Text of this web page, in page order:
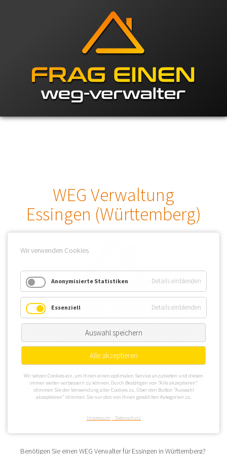
WEG Verwaltung
Essingen (Württemberg)
Die Gemeinde Essingen (Württemberg) befindet sich am Südrand
des Ostalbkreises. Für WEG Verwaltungen gut über die
Bundesstraße B 29 erreichbar, bietet Essingen (Württemberg)
Benötigen Sie einen WEG Verwalter für Essingen in Württemberg?
Wir verwenden Cookies
Anonymisierte Statistiken Details einblenden
Essenziell Details einblenden
Auswahl speichern
Alle akzeptieren
Wir setzen Cookies ein, um Ihnen einen optimalen Service anzubieten und diesen
immer weiter verbessern zu können. Durch Bestätigen von “Alle akzeptieren”
stimmen Sie der Verwendung aller Cookies zu. Über den Button “Auswahl
akzeptieren” stimmen Sie nur den von Ihnen gewählten Kategorien zu.
Impressum Datenschutz